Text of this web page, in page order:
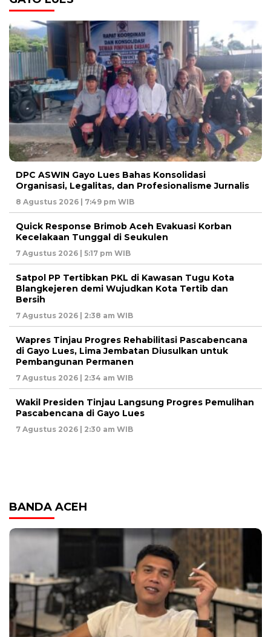
DPC ASWIN Gayo Lues Bahas Konsolidasi
Organisasi, Legalitas, dan Profesionalisme Jurnalis
8 Agustus 2026 | 7:49 pm WIB
Quick Response Brimob Aceh Evakuasi Korban
Kecelakaan Tunggal di Seukulen
7 Agustus 2026 | 5:17 pm WIB
Satpol PP Tertibkan PKL di Kawasan Tugu Kota
Blangkejeren demi Wujudkan Kota Tertib dan
Bersih
7 Agustus 2026 | 2:38 am WIB
Wapres Tinjau Progres Rehabilitasi Pascabencana
di Gayo Lues, Lima Jembatan Diusulkan untuk
Pembangunan Permanen
7 Agustus 2026 | 2:34 am WIB
Wakil Presiden Tinjau Langsung Progres Pemulihan
Pascabencana di Gayo Lues
7 Agustus 2026 | 2:30 am WIB
BANDA ACEH